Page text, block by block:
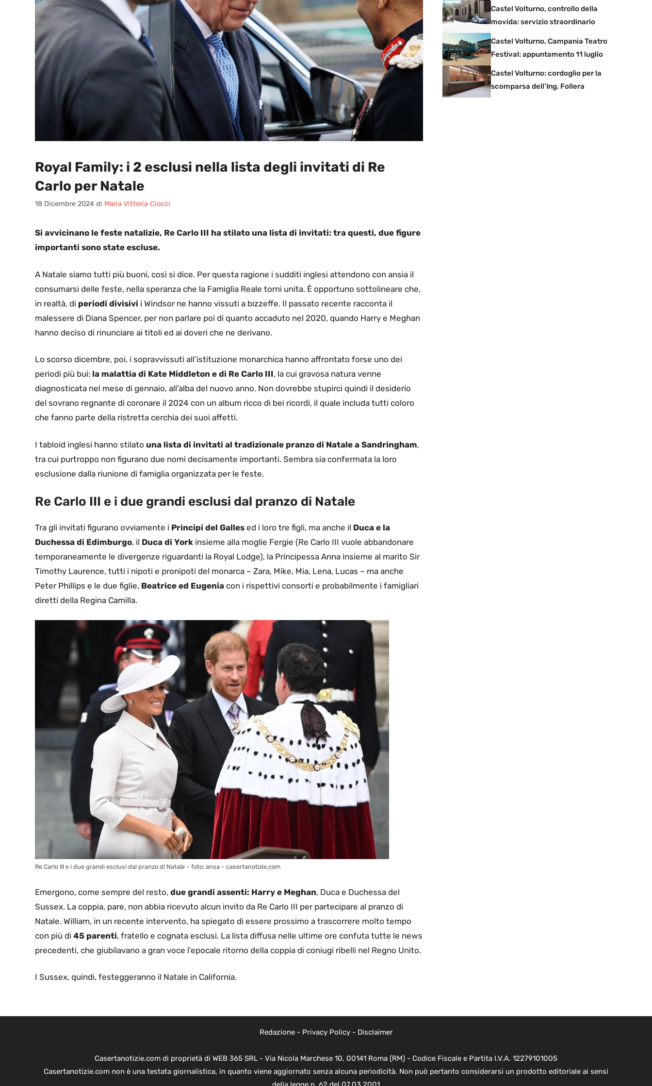
Royal Family: i 2 esclusi nella lista degli invitati di Re
Carlo per Natale
18 Dicembre 2024 di Maria Vittoria Ciocci
Si avvicinano le feste natalizie, Re Carlo III ha stilato una lista di invitati: tra questi, due figure
importanti sono state escluse.
A Natale siamo tutti più buoni, così si dice. Per questa ragione i sudditi inglesi attendono con ansia il
consumarsi delle feste, nella speranza che la Famiglia Reale torni unita. È opportuno sottolineare che,
in realtà, di periodi divisivi i Windsor ne hanno vissuti a bizzeffe. Il passato recente racconta il
malessere di Diana Spencer, per non parlare poi di quanto accaduto nel 2020, quando Harry e Meghan
hanno deciso di rinunciare ai titoli ed ai doveri che ne derivano.
Lo scorso dicembre, poi, i sopravvissuti all’istituzione monarchica hanno affrontato forse uno dei
periodi più bui: la malattia di Kate Middleton e di Re Carlo III, la cui gravosa natura venne
diagnosticata nel mese di gennaio, all’alba del nuovo anno. Non dovrebbe stupirci quindi il desiderio
del sovrano regnante di coronare il 2024 con un album ricco di bei ricordi, il quale includa tutti coloro
che fanno parte della ristretta cerchia dei suoi affetti.
I tabloid inglesi hanno stilato una lista di invitati al tradizionale pranzo di Natale a Sandringham,
tra cui purtroppo non figurano due nomi decisamente importanti. Sembra sia confermata la loro
esclusione dalla riunione di famiglia organizzata per le feste.
Re Carlo III e i due grandi esclusi dal pranzo di Natale
Tra gli invitati figurano ovviamente i Principi del Galles ed i loro tre figli, ma anche il Duca e la
Duchessa di Edimburgo, il Duca di York insieme alla moglie Fergie (Re Carlo III vuole abbandonare
temporaneamente le divergenze riguardanti la Royal Lodge), la Principessa Anna insieme al marito Sir
Timothy Laurence, tutti i nipoti e pronipoti del monarca – Zara, Mike, Mia, Lena, Lucas – ma anche
Peter Phillips e le due figlie, Beatrice ed Eugenia con i rispettivi consorti e probabilmente i famigliari
diretti della Regina Camilla.
Re Carlo III e i due grandi esclusi dal pranzo di Natale – foto: ansa – casertanotizie.com
Emergono, come sempre del resto, due grandi assenti: Harry e Meghan, Duca e Duchessa del
Sussex. La coppia, pare, non abbia ricevuto alcun invito da Re Carlo III per partecipare al pranzo di
Natale. William, in un recente intervento, ha spiegato di essere prossimo a trascorrere molto tempo
con più di 45 parenti, fratello e cognata esclusi. La lista diffusa nelle ultime ore confuta tutte le news
precedenti, che giubilavano a gran voce l’epocale ritorno della coppia di coniugi ribelli nel Regno Unito.
I Sussex, quindi, festeggeranno il Natale in California.
Castel Volturno, controllo della
movida: servizio straordinario
Castel Volturno, Campania Teatro
Festival: appuntamento 11 luglio
Castel Volturno: cordoglio per la
scomparsa dell’Ing. Follera
Redazione- Privacy Policy- Disclaimer
Casertanotizie.com di proprietà di WEB 365 SRL - Via Nicola Marchese 10, 00141 Roma (RM) - Codice Fiscale e Partita I.V.A. 12279101005
Casertanotizie.com non è una testata giornalistica, in quanto viene aggiornato senza alcuna periodicità. Non può pertanto considerarsi un prodotto editoriale ai sensi